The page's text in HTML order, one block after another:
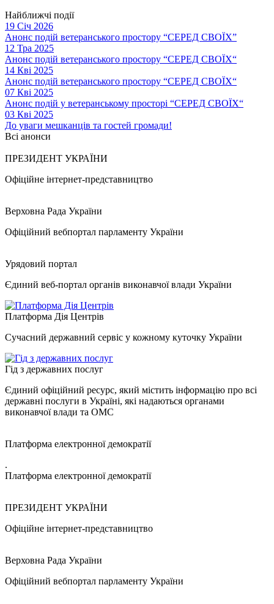
Найближчі події
19 Січ 2026
Анонс подій ветеранського простору “СЕРЕД СВОЇХ”
12 Тра 2025
Анонс подій ветеранського простору “СЕРЕД СВОЇХ“
14 Кві 2025
Анонс подій ветеранського простору “СЕРЕД СВОЇХ“
07 Кві 2025
Анонс подій у ветеранському просторі “СЕРЕД СВОЇХ“
03 Кві 2025
До уваги мешканців та гостей громади!
Всі анонси
ПРЕЗИДЕНТ УКРАЇНИ
Офіційне інтернет-представництво
Верховна Рада України
Офіційний вебпортал парламенту України
Урядовий портал
Єдиний веб-портал органів виконавчої влади України
Платформа Дія Центрів
Сучасний державний сервіс у кожному куточку України
Гід з державних послуг
Єдиний офіційний ресурс, який містить інформацію про всі
державні послуги в Україні, які надаються органами
виконавчої влади та ОМС
Платформа електронної демократії
.
Платформа електронної демократії
ПРЕЗИДЕНТ УКРАЇНИ
Офіційне інтернет-представництво
Верховна Рада України
Офіційний вебпортал парламенту України